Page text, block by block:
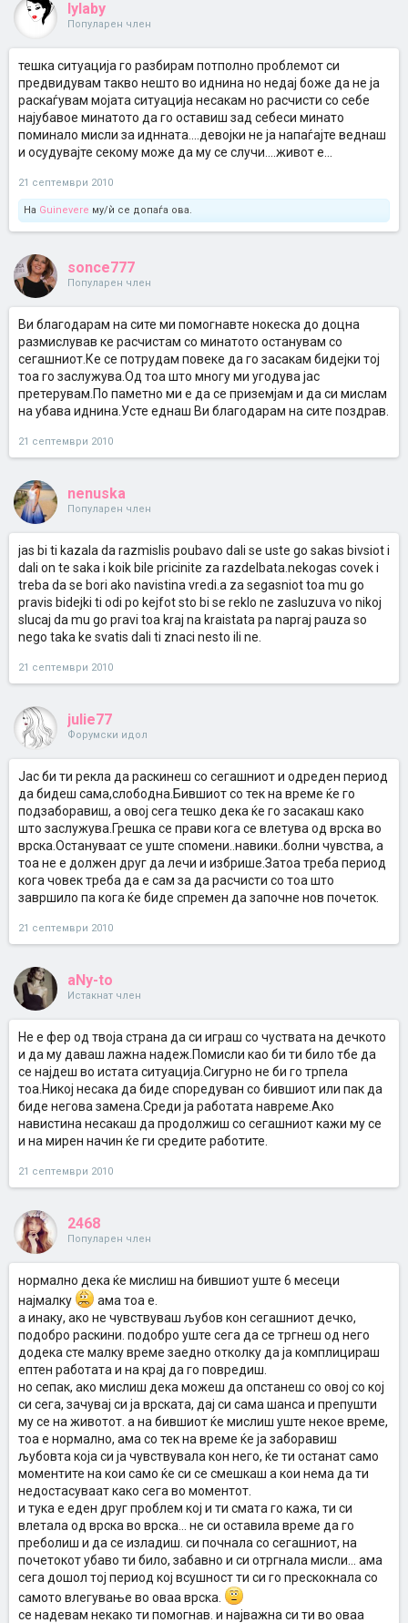
lylaby
Популарен член
тешка ситуација го разбирам потполно проблемот си
предвидувам такво нешто во иднина но недај боже да не ја
раскаѓувам мојата ситуација несакам но расчисти со себе
најубавое минатото да го оставиш зад себеси минато
поминало мисли за иднната....девојки не ја напаѓајте веднаш
и осудувајте секому може да му се случи....живот е...
21 септември 2010
На Guinevere му/ѝ се допаѓа ова.
sonce777
Популарен член
Ви благодарам на сите ми помогнавте нокеска до доцна
размислував ке расчистам со минатото останувам со
сегашниот.Ке се потрудам повеке да го засакам бидејки тој
тоа го заслужува.Од тоа што многу ми угодува јас
претерувам.По паметно ми е да се приземјам и да си мислам
на убава иднина.Усте еднаш Ви благодарам на сите поздрав.
21 септември 2010
nenuska
Популарен член
jas bi ti kazala da razmislis poubavo dali se uste go sakas bivsiot i
dali on te saka i koik bile pricinite za razdelbata.nekogas covek i
treba da se bori ako navistina vredi.a za segasniot toa mu go
pravis bidejki ti odi po kejfot sto bi se reklo ne zasluzuva vo nikoj
slucaj da mu go pravi toa kraj na kraistata pa napraj pauza so
nego taka ke svatis dali ti znaci nesto ili ne.
21 септември 2010
julie77
Форумски идол
Јас би ти рекла да раскинеш со сегашниот и одреден период
да бидеш сама,слободна.Бившиот со тек на време ќе го
подзаборавиш, а овој сега тешко дека ќе го засакаш како
што заслужува.Грешка се прави кога се влетува од врска во
врска.Остануваат се уште спомени..навики..болни чувства, а
тоа не е должен друг да лечи и избрише.Затоа треба период
кога човек треба да е сам за да расчисти со тоа што
завршило па кога ќе биде спремен да започне нов почеток.
21 септември 2010
aNy-to
Истакнат член
Не е фер од твоја страна да си играш со чуствата на дечкото
и да му даваш лажна надеж.Помисли као би ти било тбе да
се најдеш во истата ситуација.Сигурно не би го трпела
тоа.Никој несака да биде споредуван со бившиот или пак да
биде негова замена.Среди ја работата навреме.Ако
навистина несакаш да продолжиш со сегашниот кажи му се
и на мирен начин ќе ги средите работите.
21 септември 2010
2468
Популарен член
нормално дека ќе мислиш на бившиот уште 6 месеци
најмалку
ама тоа е.
а инаку, ако не чувствуваш љубов кон сегашниот дечко,
подобро раскини. подобро уште сега да се тргнеш од него
додека сте малку време заедно отколку да ја комплицираш
ептен работата и на крај да го повредиш.
но сепак, ако мислиш дека можеш да опстанеш со овој со кој
си сега, зачувај си ја врската, дај си сама шанса и препушти
му се на животот. а на бившиот ќе мислиш уште некое време,
тоа е нормално, ама со тек на време ќе ја заборавиш
љубовта која си ја чувствувала кон него, ќе ти останат само
моментите на кои само ќе си се смешкаш а кои нема да ти
недостасуваат како сега во моментот.
и тука е еден друг проблем кој и ти смата го кажа, ти си
влетала од врска во врска... не си оставила време да го
преболиш и да се изладиш. си почнала со сегашниот, на
почетокот убаво ти било, забавно и си отргнала мисли... ама
сега дошол тој период кој всушност ти си го прескокнала со
самото влегување во оваа врска.
се надевам некако ти помогнав. и најважна си ти во оваа